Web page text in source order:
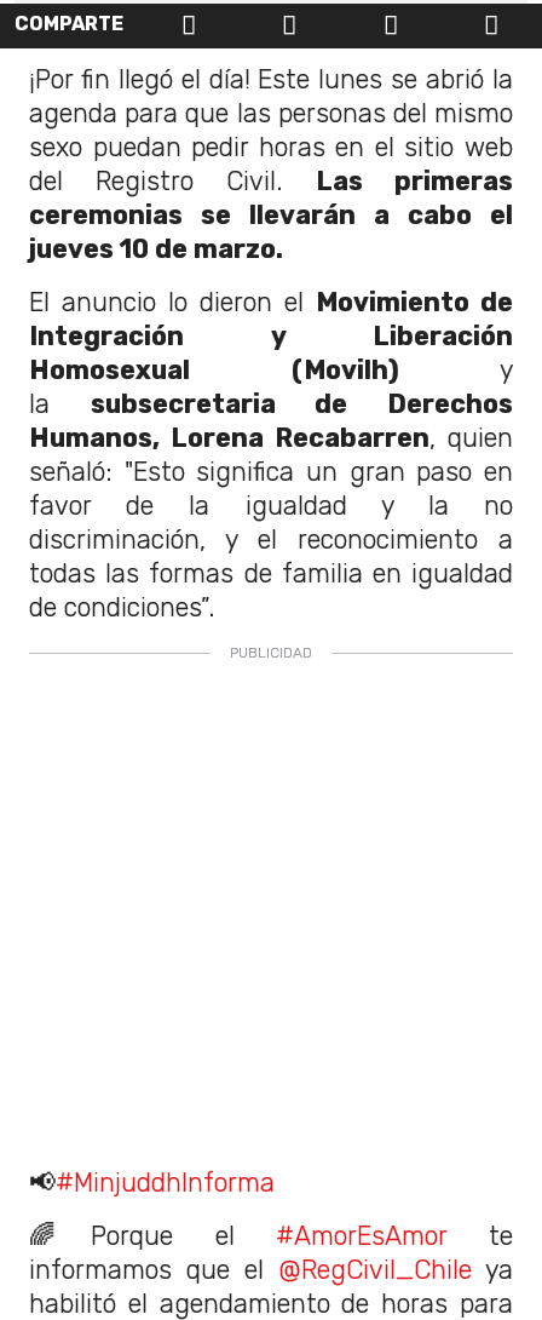
COMPARTE
¡Por fin llegó el día! Este lunes se abrió la
agenda para que las personas del mismo
sexo puedan pedir horas en el sitio web
del Registro Civil. Las primeras
ceremonias se llevarán a cabo el
jueves 10 de marzo.
El anuncio lo dieron el Movimiento de
Integración y Liberación
Homosexual (Movilh) y
la subsecretaria de Derechos
Humanos, Lorena Recabarren, quien
señaló: "Esto significa un gran paso en
favor de la igualdad y la no
discriminación, y el reconocimiento a
todas las formas de familia en igualdad
de condiciones”.
📢#MinjuddhInforma
🌈Porque el #AmorEsAmorte
informamos que el @RegCivil_Chile ya
habilitó el agendamiento de horas para